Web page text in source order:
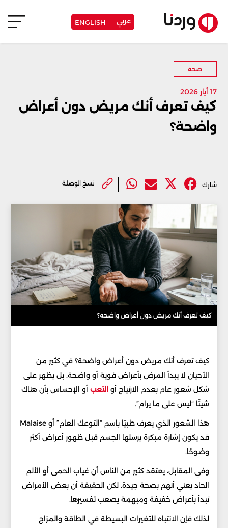
عربي ENGLISH
صحة
17 أيار 2026
كيف تعرف أنك مريض دون أعراض
واضحة؟
شارك نسخ الوصلة
كيف تعرف أنك مريض دون أعراض واضحة؟
كيف تعرف أنك مريض دون أعراض واضحة؟ في كثير من
الأحيان لا يبدأ المرض بأعراض قوية أو واضحة. بل يظهر على
شكل شعور عام بعدم الارتياح أو التعب أو الإحساس بأن هناك
شيئًا “ليس على ما يرام”.
هذا الشعور الذي يعرف طبيًا باسم “التوعك العام” أو Malaise
قد يكون إشارة مبكرة يرسلها الجسم قبل ظهور أعراض أكثر
وضوحًا.
وفي المقابل، يعتقد كثير من الناس أن غياب الحمى أو الألم
الحاد يعني أنهم بصحة جيدة. لكن الحقيقة أن بعض الأمراض
تبدأ بأعراض خفيفة ومبهمة يصعب تفسيرها.
لذلك فإن الانتباه للتغيرات البسيطة في الطاقة والمزاج